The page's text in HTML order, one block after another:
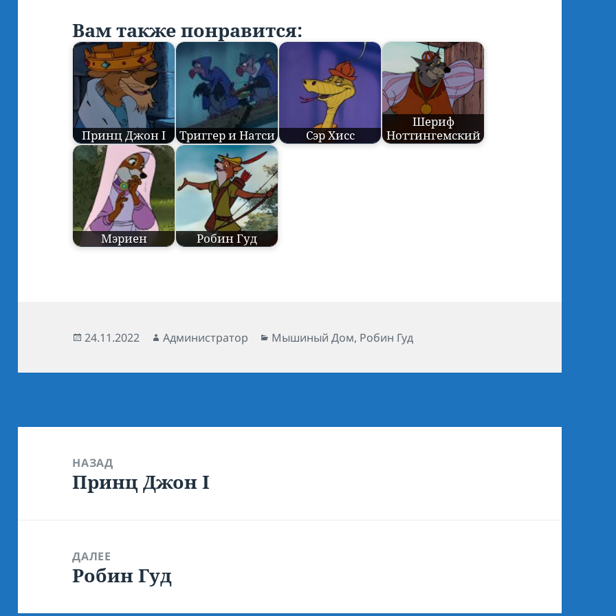
Вам также понравится:
Принц Джон I Триггер и Натси Сэр Хисс
Шериф
Ноттингемский
Мэриен Робин Гуд
Опубликовано
24.11.2022 Автор
Администратор Рубрики
Мышиный Дом, Робин Гуд
записям
НАЗАД
Предыдущая
Принц Джон I
ДАЛЕЕ
Следующая
Робин Гуд